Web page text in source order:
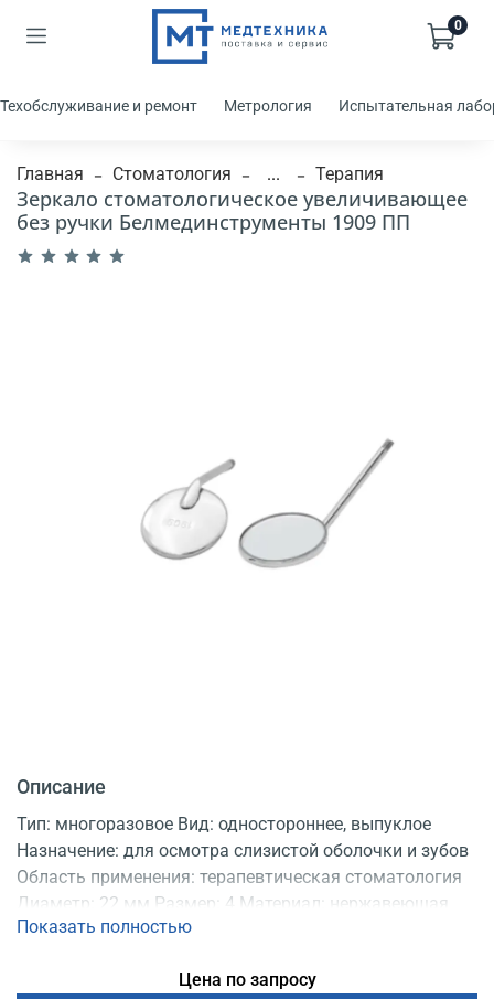
0
Техобслуживание и ремонт Метрология Испытательная
Главная Стоматология ... Терапия
Зеркало стоматологическое увеличивающее
без ручки Белмединструменты 1909 ПП
Описание
Тип: многоразовое Вид: одностороннее, выпуклое
Назначение: для осмотра слизистой оболочки и зубов
Область применения: терапевтическая стоматология
Диаметр: 22 мм Размер: 4 Материал: нержавеющая
сталь Подходит: для всех видов стоматологических
Показать полностью
Цена по запросу